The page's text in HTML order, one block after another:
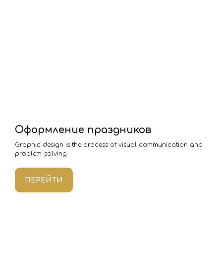
Оформление праздников
Graphic design is the process of visual communication and
problem-solving
ПЕРЕЙТИ